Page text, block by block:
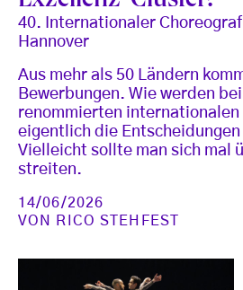
40. Internationaler
Hannover
Aus mehr als 50 Ländern
Bewerbungen. Wie werden
renommierten
eigentlich die
Vielleicht sollte man sich mal
streiten.
14/06/2026
VON
RICO STEHFEST